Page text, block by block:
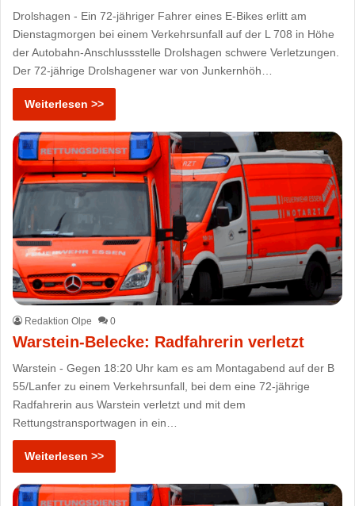
Drolshagen - Ein 72-jähriger Fahrer eines E-Bikes erlitt am
Dienstagmorgen bei einem Verkehrsunfall auf der L 708 in Höhe
der Autobahn-Anschlussstelle Drolshagen schwere Verletzungen.
Der 72-jährige Drolshagener war von Junkernhöh…
Weiterlesen >>
Redaktion Olpe 0
Warstein-Belecke: Radfahrerin verletzt
Warstein - Gegen 18:20 Uhr kam es am Montagabend auf der B
55/Lanfer zu einem Verkehrsunfall, bei dem eine 72-jährige
Radfahrerin aus Warstein verletzt und mit dem
Rettungstransportwagen in ein…
Weiterlesen >>